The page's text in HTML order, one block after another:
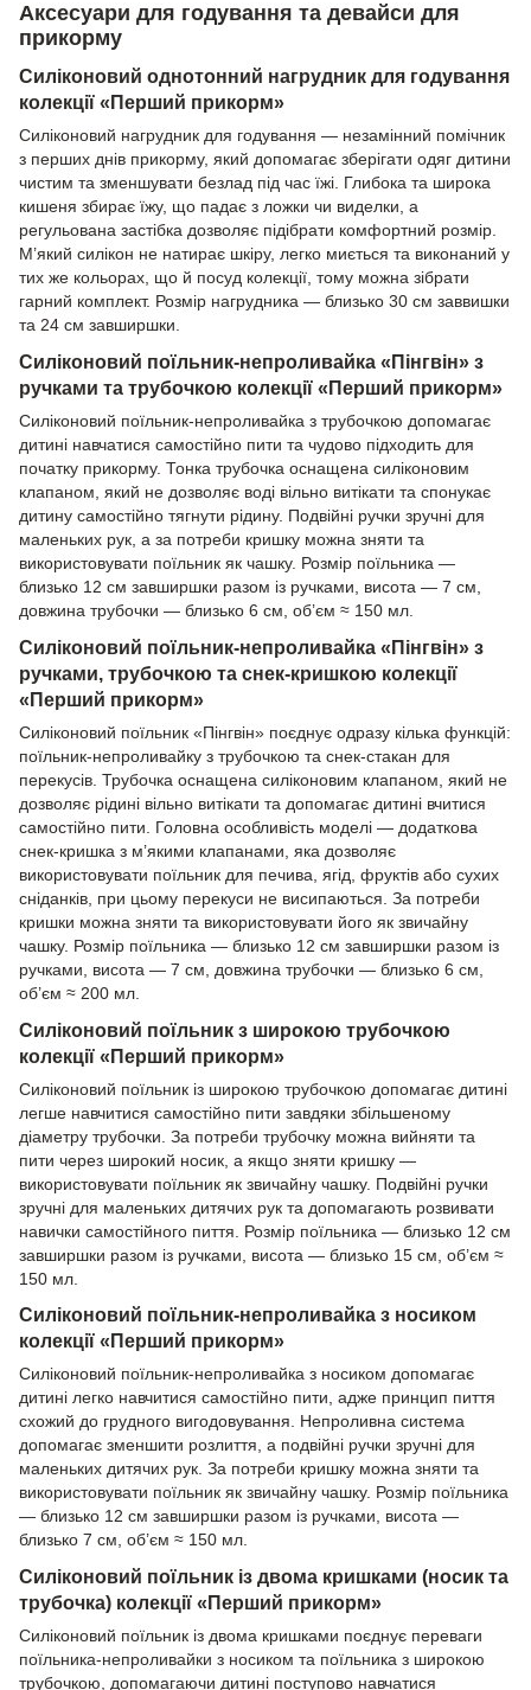
Аксесуари для годування та девайси для
прикорму
Силіконовий однотонний нагрудник для годування
колекції «Перший прикорм»
Силіконовий нагрудник для годування — незамінний помічник
з перших днів прикорму, який допомагає зберігати одяг дитини
чистим та зменшувати безлад під час їжі. Глибока та широка
кишеня збирає їжу, що падає з ложки чи виделки, а
регульована застібка дозволяє підібрати комфортний розмір.
М’який силікон не натирає шкіру, легко миється та виконаний у
тих же кольорах, що й посуд колекції, тому можна зібрати
гарний комплект. Розмір нагрудника — близько 30 см заввишки
та 24 см завширшки.
Силіконовий поїльник-непроливайка «Пінгвін» з
ручками та трубочкою колекції «Перший прикорм»
Силіконовий поїльник-непроливайка з трубочкою допомагає
дитині навчатися самостійно пити та чудово підходить для
початку прикорму. Тонка трубочка оснащена силіконовим
клапаном, який не дозволяє воді вільно витікати та спонукає
дитину самостійно тягнути рідину. Подвійні ручки зручні для
маленьких рук, а за потреби кришку можна зняти та
використовувати поїльник як чашку. Розмір поїльника —
близько 12 см завширшки разом із ручками, висота — 7 см,
довжина трубочки — близько 6 см, об’єм ≈ 150 мл.
Силіконовий поїльник-непроливайка «Пінгвін» з
ручками, трубочкою та снек-кришкою колекції
«Перший прикорм»
Силіконовий поїльник «Пінгвін» поєднує одразу кілька функцій:
поїльник-непроливайку з трубочкою та снек-стакан для
перекусів. Трубочка оснащена силіконовим клапаном, який не
дозволяє рідині вільно витікати та допомагає дитині вчитися
самостійно пити. Головна особливість моделі — додаткова
снек-кришка з м’якими клапанами, яка дозволяє
використовувати поїльник для печива, ягід, фруктів або сухих
сніданків, при цьому перекуси не висипаються. За потреби
кришки можна зняти та використовувати його як звичайну
чашку. Розмір поїльника — близько 12 см завширшки разом із
ручками, висота — 7 см, довжина трубочки — близько 6 см,
об’єм ≈ 200 мл.
Силіконовий поїльник з широкою трубочкою
колекції «Перший прикорм»
Силіконовий поїльник із широкою трубочкою допомагає дитині
легше навчитися самостійно пити завдяки збільшеному
діаметру трубочки. За потреби трубочку можна вийняти та
пити через широкий носик, а якщо зняти кришку —
використовувати поїльник як звичайну чашку. Подвійні ручки
зручні для маленьких дитячих рук та допомагають розвивати
навички самостійного пиття. Розмір поїльника — близько 12 см
завширшки разом із ручками, висота — близько 15 см, об’єм ≈
150 мл.
Силіконовий поїльник-непроливайка з носиком
колекції «Перший прикорм»
Силіконовий поїльник-непроливайка з носиком допомагає
дитині легко навчитися самостійно пити, адже принцип пиття
схожий до грудного вигодовування. Непроливна система
допомагає зменшити розлиття, а подвійні ручки зручні для
маленьких дитячих рук. За потреби кришку можна зняти та
використовувати поїльник як звичайну чашку. Розмір поїльника
— близько 12 см завширшки разом із ручками, висота —
близько 7 см, об’єм ≈ 150 мл.
Силіконовий поїльник із двома кришками (носик та
трубочка) колекції «Перший прикорм»
Силіконовий поїльник із двома кришками поєднує переваги
поїльника-непроливайки з носиком та поїльника з широкою
трубочкою, допомагаючи дитині поступово навчатися